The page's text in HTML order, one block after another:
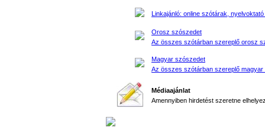
Linkajánló: online szótárak, nyelvoktató
Orosz szószedet
Az összes szótárban szereplő orosz
Magyar szószedet
Az összes szótárban szereplő magyar
Médiaajánlat
Amennyiben hirdetést szeretne